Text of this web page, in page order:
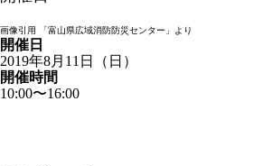
画像引用 「富山県広域消防防災センター」より
開催日
2019年8月11日（日）
開催時間
10:00〜16:00